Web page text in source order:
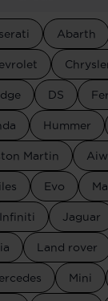
Abarth
DS
Hummer
Martin
Evo
Infiniti Jaguar
Land rover
Mini